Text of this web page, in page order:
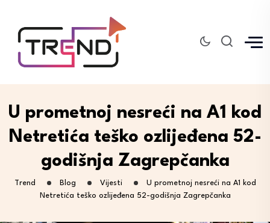
U prometnoj nesreći na A1 kod
Netretića teško ozlijeđena 52-
godišnja Zagrepčanka
Trend Blog Vijesti
U prometnoj nesreći na A1 kod
Netretića teško ozlijeđena 52-godišnja Zagrepčanka